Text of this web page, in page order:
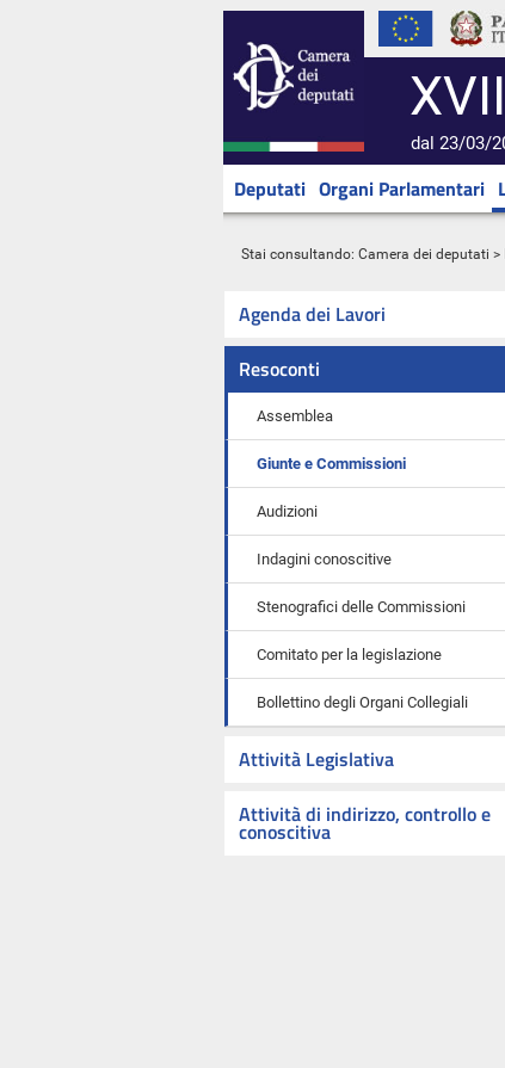
dal 23/03/
Deputati Organi Parlamentari
Stai consultando: Camera dei deputati >
Agenda dei Lavori
Resoconti
Assemblea
Giunte e Commissioni
Audizioni
Indagini conoscitive
Stenografici delle Commissioni
Comitato per la legislazione
Bollettino degli Organi Collegiali
Attività Legislativa
Attività di indirizzo, controllo e
conoscitiva